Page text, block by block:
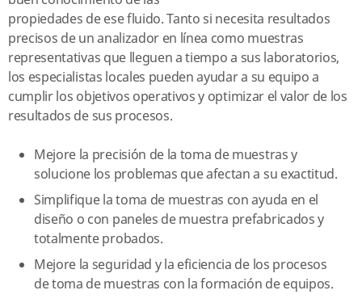
propiedades de ese fluido. Tanto si necesita resultados
precisos de un analizador en línea como muestras
representativas que lleguen a tiempo a sus laboratorios,
los especialistas locales pueden ayudar a su equipo a
cumplir los objetivos operativos y optimizar el valor de los
resultados de sus procesos.
Mejore la precisión de la toma de muestras y
solucione los problemas que afectan a su exactitud.
Simplifique la toma de muestras con ayuda en el
diseño o con paneles de muestra prefabricados y
totalmente probados.
Mejore la seguridad y la eficiencia de los procesos
de toma de muestras con la formación de equipos.